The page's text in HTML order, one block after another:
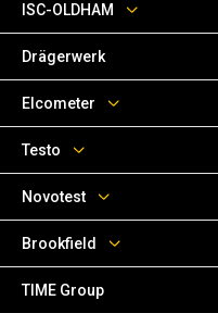
ISC-OLDHAM
Drägerwerk
Elcometer
Testo
Novotest
Brookfield
TIME Group